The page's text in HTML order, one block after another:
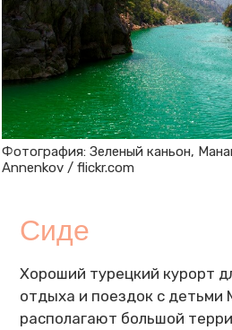
Фотография: Зеленый каньон,
Annenkov / flickr.com
Сиде
Хороший турецкий курорт
отдыха и поездок с детьми
располагают большой